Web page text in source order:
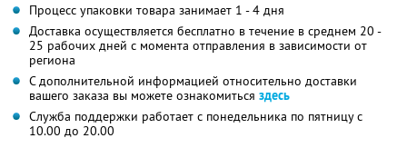
Процесс упаковки товара занимает 1 - 4 дня
Доставка осуществляется бесплатно в течение в среднем 20 -
25 рабочих дней с момента отправления в зависимости от
региона
С дополнительной информацией относительно доставки
вашего заказа вы можете ознакомиться здесь
Служба поддержки работает с понедельника по пятницу с
10.00 до 20.00